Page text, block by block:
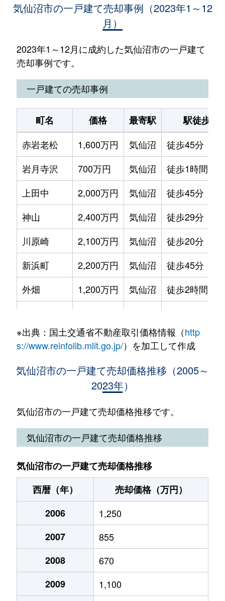
気仙沼市の一戸建て売却事例（2023年1～12
月）
2023年1～12月に成約した気仙沼市の一戸建て
売却事例です。
一戸建ての売却事例
町名 価格 最寄駅
駅徒歩
赤岩老松
1,600万円 気仙沼
徒歩45分
岩月寺沢
700万円 気仙沼
徒歩1時間15
上田中
2,000万円 気仙沼
徒歩45分
神山
2,400万円 気仙沼
徒歩29分
川原崎
2,100万円 気仙沼
徒歩20分
新浜町
2,200万円 気仙沼
徒歩45分
外畑
1,200万円 気仙沼
徒歩2時間
南郷
2,100万円 気仙沼
徒歩45分
1,500万円
東中才
3,300万円 気仙沼
徒歩45分
弁天町
260万円 気仙沼
松崎下赤田
1,700万円 気仙沼
徒歩1時間15
本吉町長根
1,500万円 気仙沼 徒歩2時間
※出典：国土交通省不動産取引価格情報（http
s://www.reinfolib.mlit.go.jp/）を加工して作成
気仙沼市の一戸建て売却価格推移（2005～
2023年）
気仙沼市の一戸建て売却価格推移です。
気仙沼市の一戸建て売却価格推移
気仙沼市の一戸建て売却価格推移
西暦（年）
売却価格（万円）
2006
1,250
2007
855
2008
670
2009
1,100